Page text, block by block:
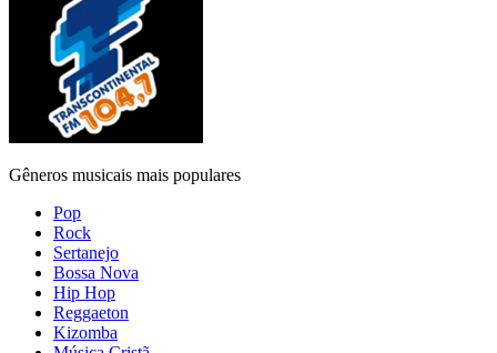
Gêneros musicais mais populares
Pop
Rock
Sertanejo
Bossa Nova
Hip Hop
Reggaeton
Kizomba